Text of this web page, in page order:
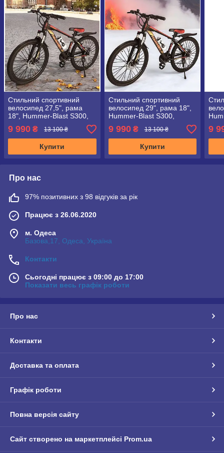
Стильний спортивний
велосипед 27,5", рама
18", Hummer-Blast S300,
чорно-золотий
9 990 ₴ 13 100 ₴
Купити
Стильний спортивний
велосипед 29", рама 18",
Hummer-Blast S300,
чорно-золотий
9 990₴ 13 100 ₴
Купити
9
Про нас
97% позитивних з 98 відгуків за рік
Працює з 26.06.2020
м. Одеса
Базова,17, Одеса, Україна
Контакти
Сьогодні працює з 09:00 до 17:00
Показати весь графік роботи
Про нас
Контакти
Доставка та оплата
Графік роботи
Повна версія сайту
Сайт створено на маркетплейсі Prom.ua